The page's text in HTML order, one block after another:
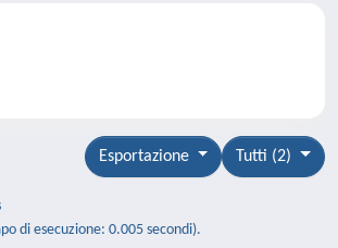
Tutti (2)
Esportazione
di esecuzione: 0.005 secondi).